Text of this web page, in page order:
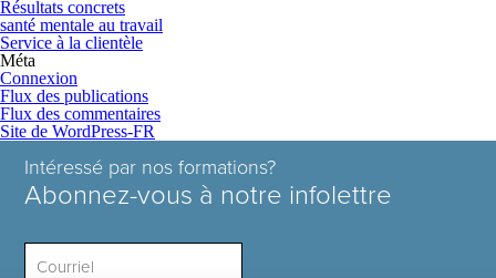
Résultats concrets
santé mentale au travail
Service à la clientèle
Méta
Connexion
Flux des publications
Flux des commentaires
Site de WordPress-FR
Intéressé par nos formations?
Abonnez-vous à notre infolettre